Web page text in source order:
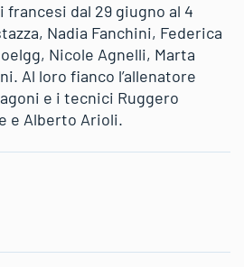
francesi dal 29 giugno al 4
Nadia Fanchini, Federica
Nicole Agnelli, Marta
Al loro fianco l’allenatore
e i tecnici Ruggero
e Alberto Arioli.